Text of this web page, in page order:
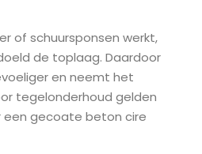
of schuursponsen werkt,
de toplaag. Daardoor
en neemt het
tegelonderhoud gelden
een gecoate beton cire